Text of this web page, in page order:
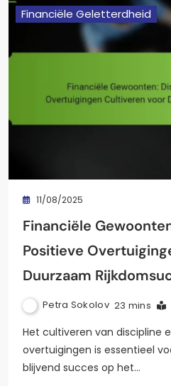
Financiële Geletterdheid
11/08/2025
Financiële
Positieve
Duurzaam
Petra Sokolov 23 mins
Het cultiveren van discipline
overtuigingen is essentieel
blijvend succes op het…